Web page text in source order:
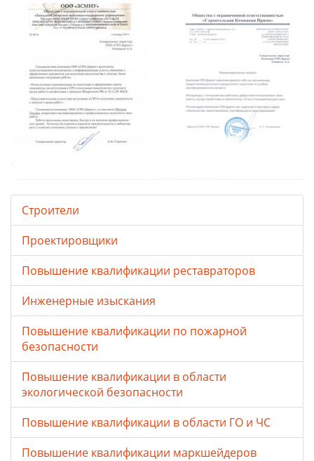
Строители
Проектировщики
Повышение квалификации реставраторов
Инженерные изыскания
Повышение квалификации по пожарной
безопасности
Повышение квалификации в области
экологической безопасности
Повышение квалификации в области ГО и ЧС
Повышение квалификации маркшейдеров